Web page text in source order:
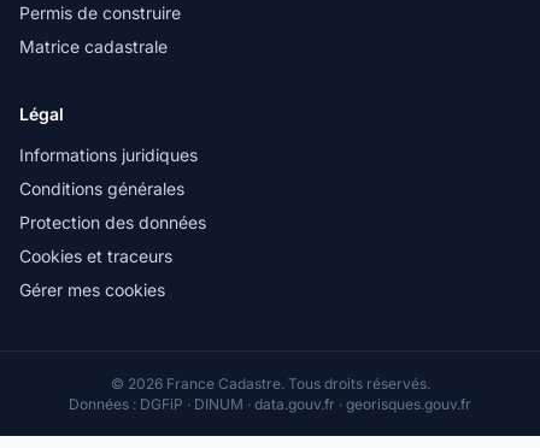
Permis de construire
Matrice cadastrale
Légal
Informations juridiques
Conditions générales
Protection des données
Cookies et traceurs
Gérer mes cookies
© 2026 France Cadastre. Tous droits réservés.
Données : DGFiP · DINUM · data.gouv.fr · georisques.gouv.fr